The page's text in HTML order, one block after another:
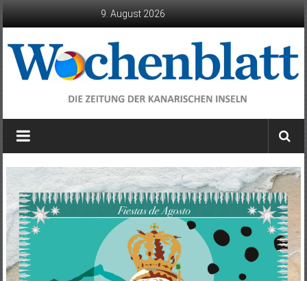
9. August 2026
Wochenblatt
die
der
Kanarischen
Inseln